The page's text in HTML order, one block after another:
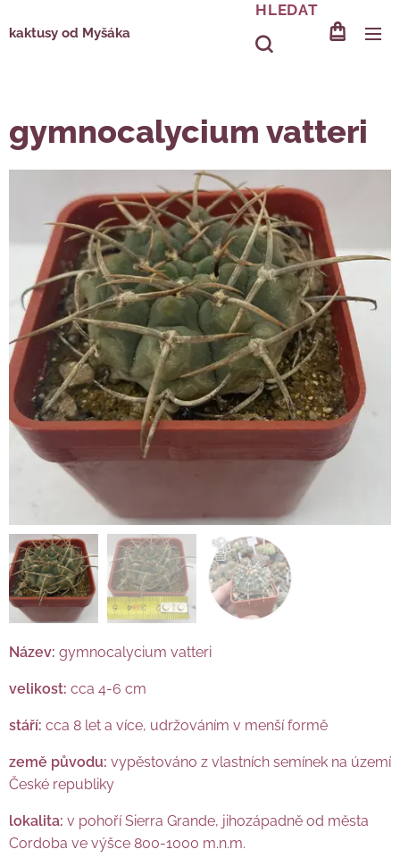
kaktusy od Myšáka
HLEDAT
gymnocalycium vatteri
Název: gymnocalycium vatteri
velikost: cca 4-6 cm
stáří: cca 8 let a více, udržováním v menší formě
země původu: vypěstováno z vlastních semínek na území
České republiky
lokalita: v pohoří Sierra Grande, jihozápadně od města
Cordoba ve výšce 800-1000 m.n.m.